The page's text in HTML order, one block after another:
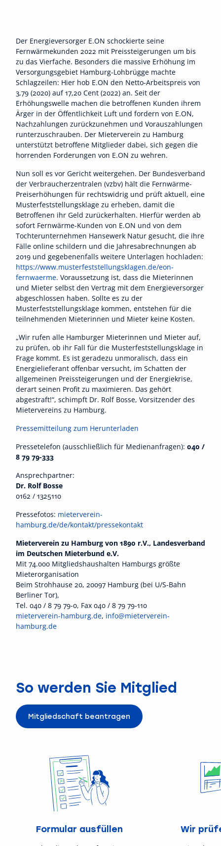
Der Energieversorger E.ON schockierte seine
Fernwärmekunden 2022 mit Preissteigerungen um bis
zu das Vierfache. Besonders die massive Erhöhung im
Versorgungsgebiet Hamburg-Lohbrügge machte
Schlagzeilen: Hier hob E.ON den Netto-Arbeitspreis von
3,79 (2020) auf 17,20 Cent (2022) an. Seit der
Erhöhungswelle machen die betroffenen Kunden ihrem
Ärger in der Öffentlichkeit Luft und fordern von E.ON,
Nachzahlungen zurückzunehmen und Vorauszahlungen
runterzuschrauben. Der Mieterverein zu Hamburg
unterstützt betroffene Mitglieder dabei, sich gegen die
horrenden Forderungen von E.ON zu wehren.
Nun soll es vor Gericht weitergehen. Der Bundesverband
der Verbraucherzentralen (vzbv) hält die Fernwärme-
Preiserhöhungen für rechtswidrig und prüft aktuell, eine
Musterfeststellungsklage zu erheben, damit die
Betroffenen ihr Geld zurückerhalten. Hierfür werden ab
sofort Fernwärme-Kunden von E.ON und von dem
Tochterunternehmen Hansewerk Natur gesucht, die ihre
Fälle online schildern und die Jahresabrechnungen ab
2019 und gegebenenfalls weitere Unterlagen hochladen:
https://www.musterfeststellungsklagen.de/eon-
fernwaerme. Voraussetzung ist, dass die Mieterinnen
und Mieter selbst den Vertrag mit dem Energieversorger
abgeschlossen haben. Sollte es zu der
Musterfeststellungsklage kommen, entstehen für die
teilnehmenden Mieterinnen und Mieter keine Kosten.
„Wir rufen alle Hamburger Mieterinnen und Mieter auf,
zu prüfen, ob ihr Fall für die Musterfeststellungsklage in
Frage kommt. Es ist geradezu unmoralisch, dass ein
Energielieferant offenbar versucht, im Schatten der
allgemeinen Preissteigerungen und der Energiekrise,
derart seinen Profit zu maximieren. Das gehört
abgestraft!“, schimpft Dr. Rolf Bosse, Vorsitzender des
Mietervereins zu Hamburg.
Pressemitteilung zum Herunterladen
Pressetelefon (ausschließlich für Medienanfragen): 040 /
8 79 79-333
Ansprechpartner:
Dr. Rolf Bosse
0162 / 1325110
Pressefotos: mieterverein-
hamburg.de/de/kontakt/pressekontakt
Mieterverein zu Hamburg von 1890 r.V., Landesverband
im Deutschen Mieterbund e.V.
Mit 74.000 Mitgliedshaushalten Hamburgs größte
Mieterorganisation
Beim Strohhause 20, 20097 Hamburg (bei U/S-Bahn
Berliner Tor),
Tel. 040 / 8 79 79-0, Fax 040 / 8 79 79-110
mieterverein-hamburg.de, info@mieterverein-
hamburg.de
So werden Sie Mitglied
Mitgliedschaft beantragen
Formular ausfüllen Wir